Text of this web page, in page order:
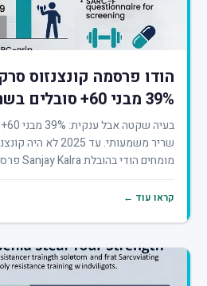
הודו פרסמה קונצנזוס
39% מבני 60+ סובלים בשתיקה
שריר משמעותי. עד
מומחים הודי בהובלת Sanjay Kalra פרסם מסגרת...
קראו עוד ←